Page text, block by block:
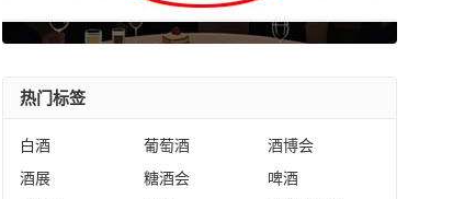
热门标签
白酒 葡萄酒 酒博会
酒展 糖酒会 啤酒